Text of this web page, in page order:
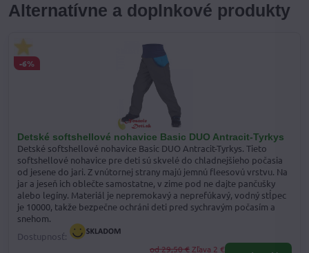
Alternatívne a doplnkové produkty
Detské softshellové nohavice Basic DUO Antracit-Tyrkys
-6%
Detské softshellové nohavice Basic DUO Antracit-Tyrkys. Tieto
softshellové nohavice pre deti sú skvelé do chladnejšieho počasia
od jesene do jari. Z vnútornej strany majú jemnú fleesovú vrstvu. Na
jar a jeseň ich oblečte samostatne, v zime pod ne dajte pančušky
alebo legíny. Materiál je nepremokavý a neprefúkavý, vodný stĺpec
je 10000, takže bezpečne ochráni deti pred sychravým počasím a
snehom.
Dostupnosť:
od 29,50 € Zľava 2 €